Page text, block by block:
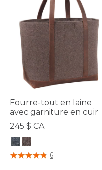
Fourre-tout en laine
avec garniture en cuir
245 $ CA
4,4 sur 5 Évaluation des clients
6